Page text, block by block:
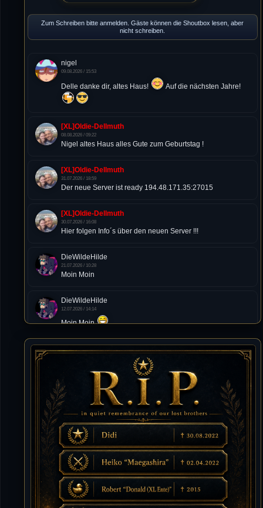
Zum Schreiben bitte anmelden. Gäste können die Shoutbox lesen, aber
nicht schreiben.
nigel
09.08.2026 / 15:53
Delle danke dir, altes Haus! Auf die nächsten Jahre!
[XL]Oldie-Dellmuth
08.08.2026 / 09:22
Nigel altes Haus alles Gute zum Geburtstag !
[XL]Oldie-Dellmuth
31.07.2026 / 18:59
Der neue Server ist ready 194.48.171.35:27015
[XL]Oldie-Dellmuth
30.07.2026 / 16:08
Hier folgen Info´s über den neuen Server !!!
DieWildeHilde
21.07.2026 / 10:28
Moin Moin
DieWildeHilde
12.07.2026 / 14:14
Moin Moin
Tommy
Tommy
10.07.2026 / 22:25
Letzte Aktivität:
27. Dez 2023, 22:48
DieWildeHilde
10.07.2026 / 12:48
Happy Birthday Chickpea
DieWildeHilde
10.07.2026 / 10:08